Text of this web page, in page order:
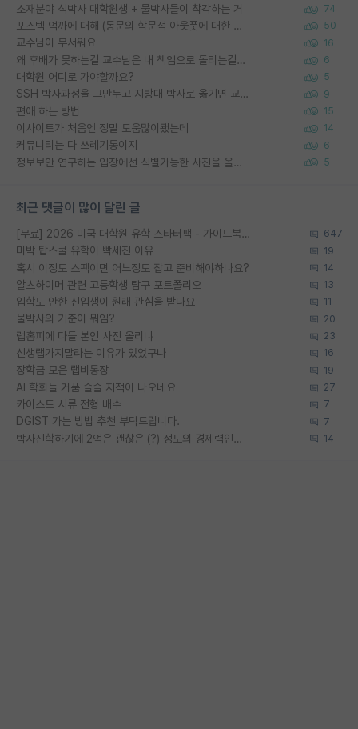
소재분야 석박사 대학원생 + 물박사들이 착각하는 거 74
포스텍 억까에 대해 (동문의 학문적 아웃풋에 대한 반박) 50
교수님이 무서워요 16
왜 후배가 못하는걸 교수님은 내 책임으로 돌리는걸까요? 6
대학원 어디로 가야할까요? 5
SSH 박사과정을 그만두고 지방대 박사로 옮기면 교수의 꿈은 끝일까요? 9
편애 하는 방법 15
이사이트가 처음엔 정말 도움많이됐는데 14
커뮤니티는 다 쓰레기통이지 6
정보보안 연구하는 입장에선 식별가능한 사진을 올리는건 비추이긴함 5
최근 댓글이 많이 달린 글
[무료] 2026 미국 대학원 유학 스타터팩 - 가이드북 & 합격자 컨택메일 템플릿 647
미박 탑스쿨 유학이 빡세진 이유 19
혹시 이정도 스펙이면 어느정도 잡고 준비해야하나요? 14
알츠하이머 관련 고등학생 탐구 포트폴리오 13
입학도 안한 신입생이 원래 관심을 받나요 11
물박사의 기준이 뭐임? 20
랩홈피에 다들 본인 사진 올리냐 23
신생랩가지말라는 이유가 있었구나 16
장학금 모은 랩비통장 19
AI 학회들 거품 슬슬 지적이 나오네요 27
카이스트 서류 전형 배수 7
DGIST 가는 방법 추천 부탁드립니다. 7
박사진학하기에 2억은 괜찮은 (?) 정도의 경제력인가요 14